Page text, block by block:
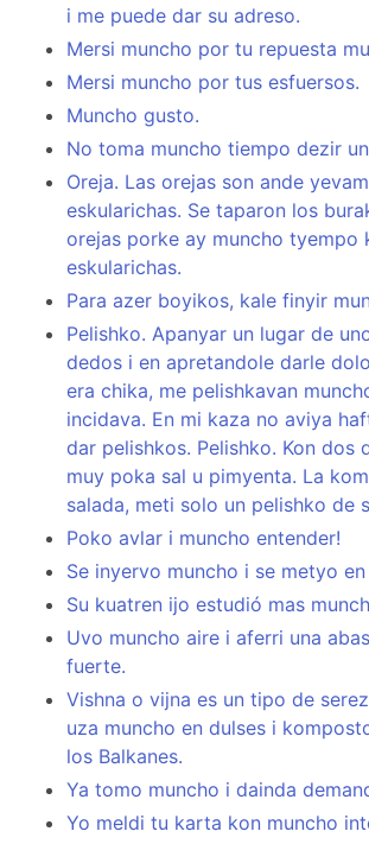
i me puede dar su adreso.
Mersi muncho por tu repuesta
Mersi muncho por tus esfuersos.
Muncho gusto.
No toma muncho tiempo dezir
Oreja. Las orejas son ande
eskularichas. Se taparon los
orejas porke ay muncho tyempo
eskularichas.
Para azer boyikos, kale finyir
Pelishko. Apanyar un lugar de
dedos i en apretandole darle
era chika, me pelishkavan
incidava. En mi kaza no aviya
dar pelishkos. Pelishko. Kon dos
muy poka sal u pimyenta. La
salada, meti solo un pelishko de
Poko avlar i muncho entender!
Se inyervo muncho i se metyo
Su kuatren ijo estudió mas
Uvo muncho aire i aferri una
fuerte.
Vishna o vijna es un tipo de
uza muncho en dulses i
los Balkanes.
Ya tomo muncho i dainda
Yo meldi tu karta kon muncho